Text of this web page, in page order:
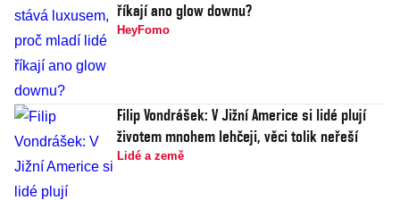
říkají ano glow downu?
HeyFomo
Filip Vondrášek: V Jižní Americe si lidé plují
životem mnohem lehčeji, věci tolik neřeší
Lidé a země